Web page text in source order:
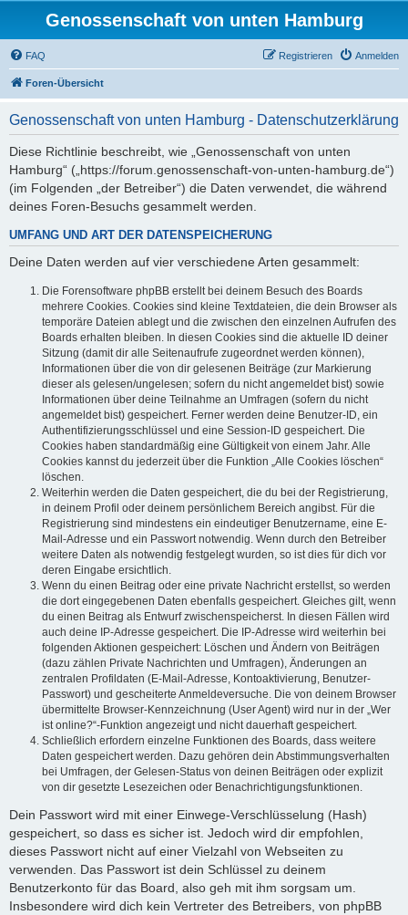
Genossenschaft von unten Hamburg
FAQ Anmelden
Registrieren
Foren-Übersicht
Genossenschaft von unten Hamburg - Datenschutzerklärung
Diese Richtlinie beschreibt, wie „Genossenschaft von unten
Hamburg“ („https://forum.genossenschaft-von-unten-hamburg.de“)
(im Folgenden „der Betreiber“) die Daten verwendet, die während
deines Foren-Besuchs gesammelt werden.
UMFANG UND ART DER DATENSPEICHERUNG
Deine Daten werden auf vier verschiedene Arten gesammelt:
Die Forensoftware phpBB erstellt bei deinem Besuch des Boards
mehrere Cookies. Cookies sind kleine Textdateien, die dein Browser als
temporäre Dateien ablegt und die zwischen den einzelnen Aufrufen des
Boards erhalten bleiben. In diesen Cookies sind die aktuelle ID deiner
Sitzung (damit dir alle Seitenaufrufe zugeordnet werden können),
Informationen über die von dir gelesenen Beiträge (zur Markierung
dieser als gelesen/ungelesen; sofern du nicht angemeldet bist) sowie
Informationen über deine Teilnahme an Umfragen (sofern du nicht
angemeldet bist) gespeichert. Ferner werden deine Benutzer-ID, ein
Authentifizierungsschlüssel und eine Session-ID gespeichert. Die
Cookies haben standardmäßig eine Gültigkeit von einem Jahr. Alle
Cookies kannst du jederzeit über die Funktion „Alle Cookies löschen“
löschen.
Weiterhin werden die Daten gespeichert, die du bei der Registrierung,
in deinem Profil oder deinem persönlichem Bereich angibst. Für die
Registrierung sind mindestens ein eindeutiger Benutzername, eine E-
Mail-Adresse und ein Passwort notwendig. Wenn durch den Betreiber
weitere Daten als notwendig festgelegt wurden, so ist dies für dich vor
deren Eingabe ersichtlich.
Wenn du einen Beitrag oder eine private Nachricht erstellst, so werden
die dort eingegebenen Daten ebenfalls gespeichert. Gleiches gilt, wenn
du einen Beitrag als Entwurf zwischenspeicherst. In diesen Fällen wird
auch deine IP-Adresse gespeichert. Die IP-Adresse wird weiterhin bei
folgenden Aktionen gespeichert: Löschen und Ändern von Beiträgen
(dazu zählen Private Nachrichten und Umfragen), Änderungen an
zentralen Profildaten (E-Mail-Adresse, Kontoaktivierung, Benutzer-
Passwort) und gescheiterte Anmeldeversuche. Die von deinem Browser
übermittelte Browser-Kennzeichnung (User Agent) wird nur in der „Wer
ist online?“-Funktion angezeigt und nicht dauerhaft gespeichert.
Schließlich erfordern einzelne Funktionen des Boards, dass weitere
Daten gespeichert werden. Dazu gehören dein Abstimmungsverhalten
bei Umfragen, der Gelesen-Status von deinen Beiträgen oder explizit
von dir gesetzte Lesezeichen oder Benachrichtigungsfunktionen.
Dein Passwort wird mit einer Einwege-Verschlüsselung (Hash)
gespeichert, so dass es sicher ist. Jedoch wird dir empfohlen,
dieses Passwort nicht auf einer Vielzahl von Webseiten zu
verwenden. Das Passwort ist dein Schlüssel zu deinem
Benutzerkonto für das Board, also geh mit ihm sorgsam um.
Insbesondere wird dich kein Vertreter des Betreibers, von phpBB